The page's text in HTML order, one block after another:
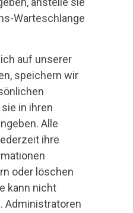
Warteschlange
auf unserer
speichern wir
in ihren
Alle
ihre
oder löschen
kann nicht
Administratoren